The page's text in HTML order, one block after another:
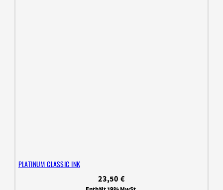
PLATINUM CLASSIC INK
23,50 €